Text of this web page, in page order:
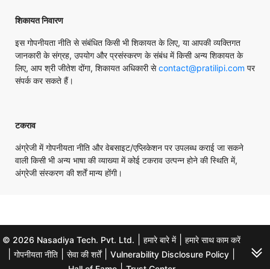
शिकायत निवारण
इस गोपनीयता नीति से संबंधित किसी भी शिकायत के लिए, या आपकी व्यक्तिगत
जानकारी के संग्रह, उपयोग और प्रसंस्करण के संबंध में किसी अन्य शिकायत के
लिए, आप श्री जीतेश दोंगा, शिकायत अधिकारी सेcontact@pratilipi.com पर
संपर्क कर सकते हैं।
टकराव
अंग्रेजी में गोपनीयता नीति और वेबसाइट/एप्लिकेशन पर उपलब्ध कराई जा सकने
वाली किसी भी अन्य भाषा की व्याख्या में कोई टकराव उत्पन्न होने की स्थिति में,
अंग्रेजी संस्करण की शर्तें मान्य होंगी।
© 2026 Nasadiya Tech. Pvt. Ltd. |हमारे बारे में|हमारे साथ काम करें
|गोपनीयता नीति |सेवा की शर्तें|Vulnerability Disclosure Policy